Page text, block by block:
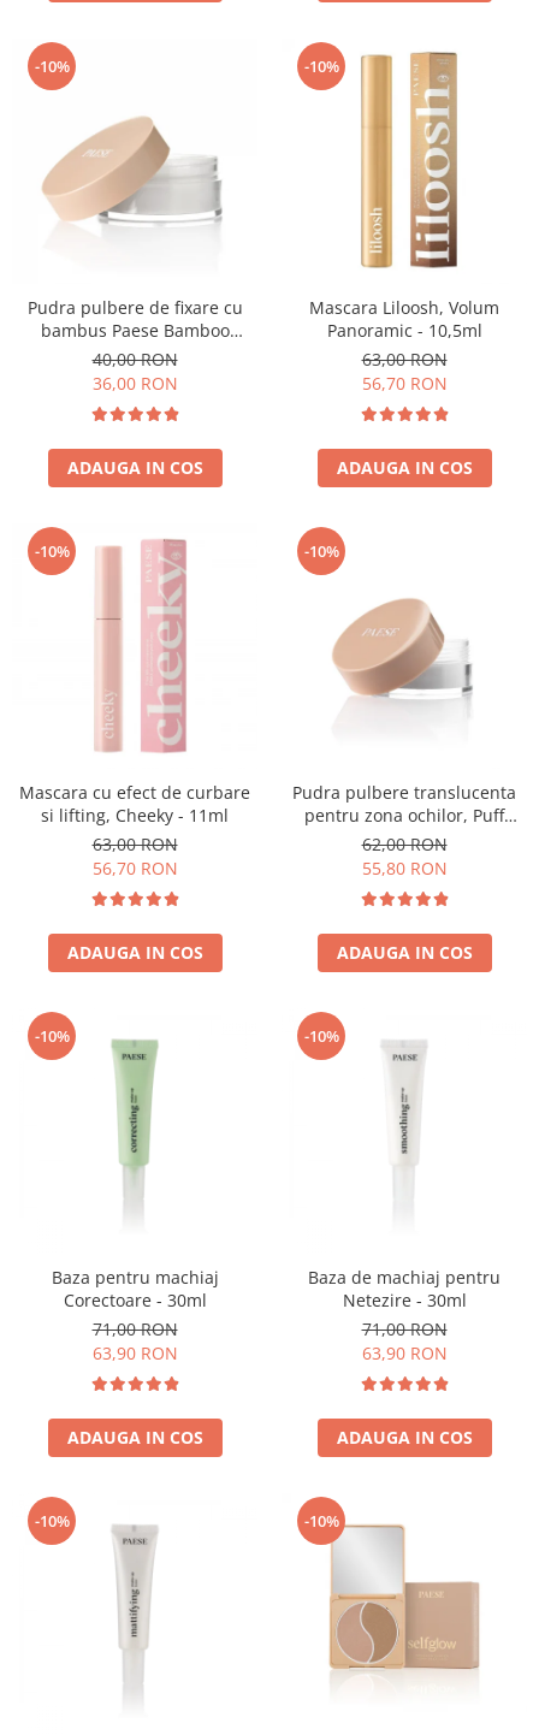
-10%
Pudra pulbere de fixare cu
bambus Paese Bamboo
Powder - 5g
40,00 RON
36,00 RON
ADAUGA IN COS
-10%
Mascara Liloosh, Volum
Panoramic - 10,5ml
63,00 RON
56,70 RON
ADAUGA IN COS
-10%
Mascara cu efect de curbare
si lifting, Cheeky - 11ml
63,00 RON
56,70 RON
ADAUGA IN COS
-10%
Pudra pulbere translucenta
pentru zona ochilor, Puff
Cloud 5,3g
62,00 RON
55,80 RON
ADAUGA IN COS
-10%
Baza pentru machiaj
Corectoare - 30ml
71,00 RON
63,90 RON
ADAUGA IN COS
-10%
Baza de machiaj pentru
Netezire - 30ml
71,00 RON
63,90 RON
ADAUGA IN COS
-10% -10%